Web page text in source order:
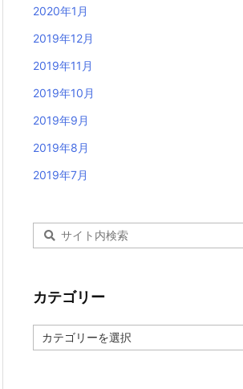
2020年1月
2019年12月
2019年11月
2019年10月
2019年9月
2019年8月
2019年7月
カテゴリー
テ